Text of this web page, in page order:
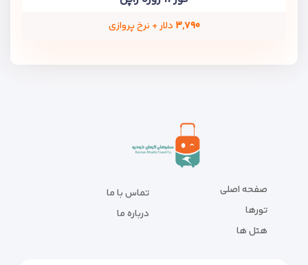
۳,۷۹۰ دلار + نرخ پروازی
صفحه اصلی
تورها
هتل ها
تماس با ما
درباره ما